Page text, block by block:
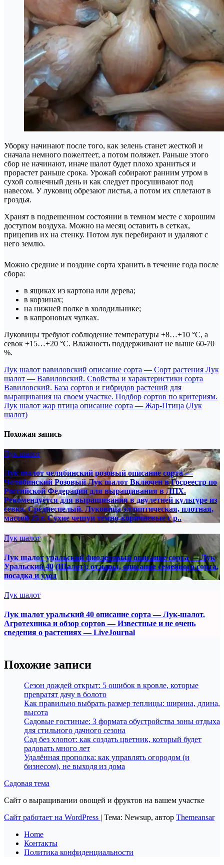
Уборку начинают после того, как зелень станет жесткой и
сначала немного пожелтеет, а потом поляжет. Раньше этого
сбор не начинают, иначе шалот будет плохо храниться и
прорастет раньше срока. Урожай собирают ранним утром в
сухой солнечный день и как следует просушивают под
навесом. У луковиц обрезают листья, а потом их сплетают в
гроздья.
Хранят в подвешенном состоянии в темном месте с хорошим
доступом воздуха. Можно на месяц оставить в сетках,
прицепив их на стенку. Потом лук перебирают и удаляют с
него землю.
Можно средние и поздние сорта хранить в течение года после
сбора:
в ящиках из картона или дерева;
в корзинах;
на нижней полке в холодильнике;
в капроновых чулках.
Луковицы требуют соблюдение температуры +8…+10 °С, а
севок +15…+20 °С. Влажность поддерживают не выше 60-70
%.
Навигация
по
записям
Лук шалот вавиловский описание сорта — Сорт растения Лук
шалот — Вавиловский. Свойства и характеристики сорта
Вавиловский. База сортов и гибридов растений для
выращивания на своем участке. Подбор сортов по критериям.
Лук шалот жар птица описание сорта — Жар-Птица (Лук
шалот)
Похожая запись
Лук шалот
Лук шалот челябинский розовый описание сорта —
Челябинский Розовый Лук шалот Включен в Госреестр по
Российской Федерации для выращивания в ЛПХ.
Рекомендуется для выращивания в двулетней культуре из
севка. Среднеспелый. Луковица эллиптическая, плотная,
массой 25 г. Сухие чешуи темно-коричневые с р..
Лук шалот
Лук шалот уральский фиолетовый описание сорта — Лук
Уральский 40 (Шалот): отзывы, описание семейного сорта,
посадка и уход
Лук шалот
Лук шалот уральский 40 описание сорта — Лук-шалот.
Агротехника и обзор сортов — Известные и не очень
сведения о растениях — LiveJournal
Похожие записи
Сезон дождей открыт: 5 ошибок в кровле, которые
превратят дачу в болото
Как правильно выбрать размер теплицы: ширина, длина,
высота
Садовые гостиные: 3 формата обустройства зоны отдыха
для стильного дачного сезона
Сад без хлопот: как создать цветник, который будет
радовать много лет
Удалённая прополка: как управлять огородом (и
бизнесом), не выходя из дома
Садовая тема
Сайт о выращивании овощей и фруктов на вашем участке
Сайт работает на WordPress | Тема: Newsup, автор Themeansar
Home
Контакты
Политика конфиденциальности